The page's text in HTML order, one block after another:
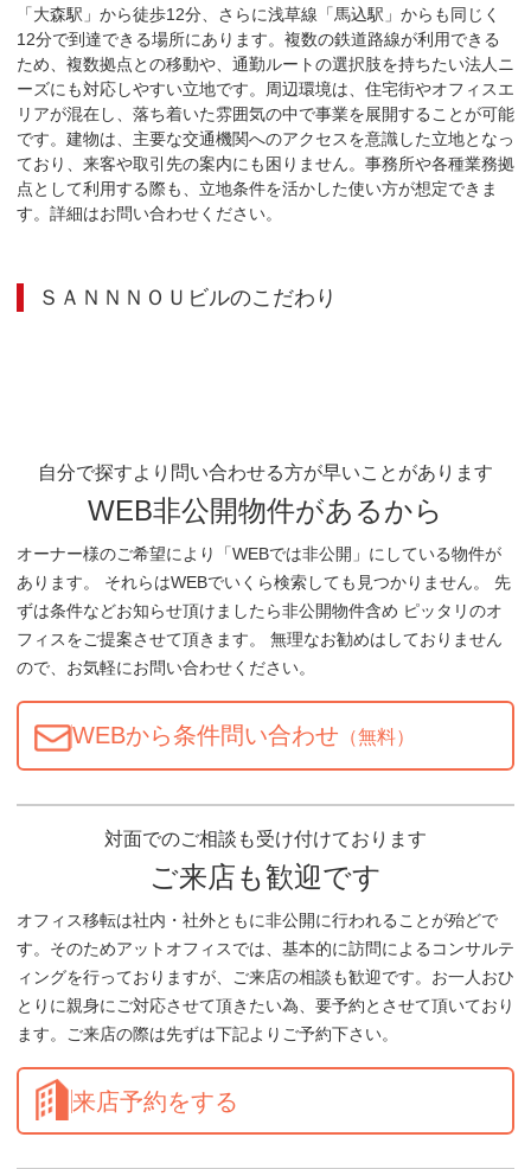
「大森駅」から徒歩12分、さらに浅草線「馬込駅」からも同じく
12分で到達できる場所にあります。複数の鉄道路線が利用できる
ため、複数拠点との移動や、通勤ルートの選択肢を持ちたい法人ニ
ーズにも対応しやすい立地です。周辺環境は、住宅街やオフィスエ
リアが混在し、落ち着いた雰囲気の中で事業を展開することが可能
です。建物は、主要な交通機関へのアクセスを意識した立地となっ
ており、来客や取引先の案内にも困りません。事務所や各種業務拠
点として利用する際も、立地条件を活かした使い方が想定できま
す。詳細はお問い合わせください。
ＳＡＮＮＮＯＵビルのこだわり
自分で探すより問い合わせる方が早いことがあります
WEB非公開物件があるから
オーナー様のご希望により「WEBでは非公開」にしている物件が
あります。 それらはWEBでいくら検索しても見つかりません。 先
ずは条件などお知らせ頂けましたら非公開物件含め ピッタリのオ
フィスをご提案させて頂きます。 無理なお勧めはしておりません
ので、お気軽にお問い合わせください。
WEBから条件問い合わせ （無料）
対面でのご相談も受け付けております
ご来店も歓迎です
オフィス移転は社内・社外ともに非公開に行われることが殆どで
す。そのためアットオフィスでは、基本的に訪問によるコンサルテ
ィングを行っておりますが、ご来店の相談も歓迎です。お一人おひ
とりに親身にご対応させて頂きたい為、要予約とさせて頂いており
ます。ご来店の際は先ずは下記よりご予約下さい。
来店予約をする